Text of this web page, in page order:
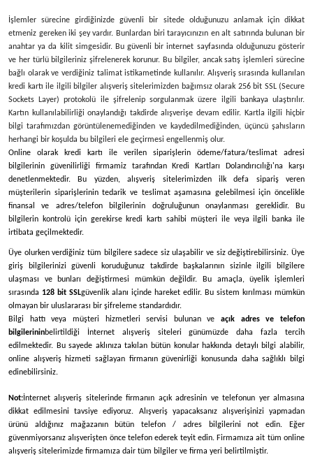
İşlemler sürecine girdiğinizde güvenli bir sitede olduğunuzu anlamak için dikkat
etmeniz gereken iki şey vardır. Bunlardan biri tarayıcınızın en alt satırında bulunan bir
anahtar ya da kilit simgesidir. Bu güvenli bir internet sayfasında olduğunuzu gösterir
ve her türlü bilgileriniz şifrelenerek korunur. Bu bilgiler, ancak satış işlemleri sürecine
bağlı olarak ve verdiğiniz talimat istikametinde kullanılır. Alışveriş sırasında kullanılan
kredi kartı ile ilgili bilgiler alışveriş sitelerimizden bağımsız olarak 256 bit SSL (Secure
Sockets Layer) protokolü ile şifrelenip sorgulanmak üzere ilgili bankaya ulaştırılır.
Kartın kullanılabilirliği onaylandığı takdirde alışverişe devam edilir. Kartla ilgili hiçbir
bilgi tarafımızdan görüntülenemediğinden ve kaydedilmediğinden, üçüncü şahısların
herhangi bir koşulda bu bilgileri ele geçirmesi engellenmiş olur.
Online olarak kredi kartı ile verilen siparişlerin ödeme/fatura/teslimat adresi
bilgilerinin güvenilirliği firmamiz tarafından Kredi Kartları Dolandırıcılığı'na karşı
denetlenmektedir. Bu yüzden, alışveriş sitelerimizden ilk defa sipariş veren
müşterilerin siparişlerinin tedarik ve teslimat aşamasına gelebilmesi için öncelikle
finansal ve adres/telefon bilgilerinin doğruluğunun onaylanması gereklidir. Bu
bilgilerin kontrolü için gerekirse kredi kartı sahibi müşteri ile veya ilgili banka ile
irtibata geçilmektedir.
Üye olurken verdiğiniz tüm bilgilere sadece siz ulaşabilir ve siz değiştirebilirsiniz. Üye
giriş bilgilerinizi güvenli koruduğunuz takdirde başkalarının sizinle ilgili bilgilere
ulaşması ve bunları değiştirmesi mümkün değildir. Bu amaçla, üyelik işlemleri
sırasında 128 bit SSLgüvenlik alanı içinde hareket edilir. Bu sistem kırılması mümkün
olmayan bir uluslararası bir şifreleme standardıdır.
Bilgi hattı veya müşteri hizmetleri servisi bulunan veaçık adres ve telefon
bilgilerininbelirtildiği İnternet alışveriş siteleri günümüzde daha fazla tercih
edilmektedir. Bu sayede aklınıza takılan bütün konular hakkında detaylı bilgi alabilir,
online alışveriş hizmeti sağlayan firmanın güvenirliği konusunda daha sağlıklı bilgi
edinebilirsiniz.
Not: İnternet alışveriş sitelerinde firmanın açık adresinin ve telefonun yer almasına
dikkat edilmesini tavsiye ediyoruz. Alışveriş yapacaksanız alışverişinizi yapmadan
ürünü aldığınız mağazanın bütün telefon / adres bilgilerini not edin. Eğer
güvenmiyorsanız alışverişten önce telefon ederek teyit edin. Firmamıza ait tüm online
alışveriş sitelerimizde firmamıza dair tüm bilgiler ve firma yeri belirtilmiştir.